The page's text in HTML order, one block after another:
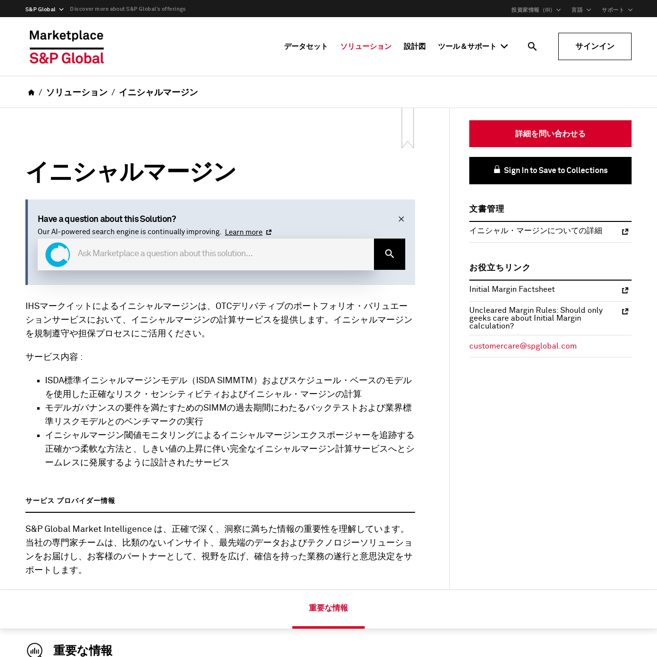
S&P Global Discover more about S&P Global’s offerings 投資家情報（IR) 言語 サポート
データセット ソリューション 設計図 ツール＆サポート サインイン
ソリューション イニシャルマージン
イニシャルマージン
Have a question about this Solution?
Our AI-powered search engine is continually improving. Learn more
IHSマークイットによるイニシャルマージンは、OTCデリバティブのポートフォリオ・バリュエー
ションサービスにおいて、イニシャルマージンの計算サービスを提供します。イニシャルマージン
を規制遵守や担保プロセスにご活用ください。
サービス内容 :
ISDA標準イニシャルマージンモデル（ISDA SIMMTM）およびスケジュール・ベースのモデル
を使用した正確なリスク・センシティビティおよびイニシャル・マージンの計算
モデルガバナンスの要件を満たすためのSIMMの過去期間にわたるバックテストおよび業界標
準リスクモデルとのベンチマークの実行
イニシャルマージン閾値モニタリングによるイニシャルマージンエクスポージャーを追跡する
正確かつ柔軟な方法と、しきい値の上昇に伴い完全なイニシャルマージン計算サービスへとシ
ームレスに発展するように設計されたサービス
サービス プロバイダー情報
S&P Global Market Intelligence は、正確で深く、洞察に満ちた情報の重要性を理解しています。
当社の専門家チームは、比類のないインサイト、最先端のデータおよびテクノロジーソリューショ
ンをお届けし、お客様のパートナーとして、視野を広げ、確信を持った業務の遂行と意思決定をサ
ポートします。
詳細を問い合わせる
Sign In to Save to Collections
文書管理
イニシャル・マージンについての詳細
お役立ちリンク
Initial Margin Factsheet
Uncleared Margin Rules: Should only
geeks care about Initial Margin
calculation?
customercare@spglobal.com
重要な情報
重要な情報